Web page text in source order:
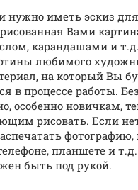
нужно иметь эскиз
Вами
карандашами и
любимого
на который Вы
в процессе работы.
особенно новичкам,
рисовать. Если
планшете и
быть под рукой.